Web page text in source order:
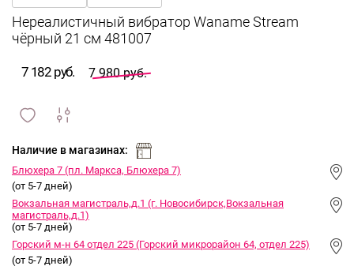
7 182 руб. 7 980 руб.
и
Наличие в магазинах:
Блюхера 7 (пл. Маркса, Блюхера 7)
(от 5-7 дней)
Вокзальная магистраль,д.1 (г. Новосибирск,Вокзальная
магистраль,д.1)
(от 5-7 дней)
Горский м-н 64 отдел 225 (Горский микрорайон 64, отдел 225)
(от 5-7 дней)